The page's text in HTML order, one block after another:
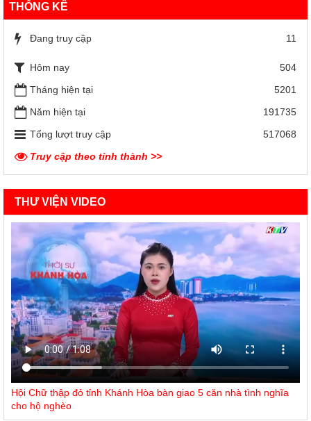
THỐNG KÊ
Đang truy cập 11
Hôm nay
504
Tháng hiện tại
5201
Năm hiện tại
191735
Tổng lượt truy cập
517068
Truy cập theo tỉnh thành >>
THƯ VIỆN VIDEO
Hội Chữ thập đỏ tỉnh Khánh Hòa bàn giao 5 căn nhà tình nghĩa
cho hộ nghèo